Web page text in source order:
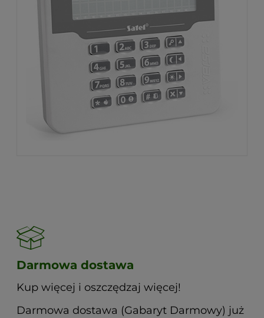
Darmowa dostawa
Kup więcej i oszczędzaj więcej!
Darmowa dostawa (Gabaryt Darmowy) już